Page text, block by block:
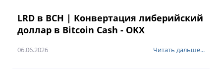
LRD в BCH | Конвертация либерийский
доллар в Bitcoin Cash - OKX
06.06.2026 Читать дальше...